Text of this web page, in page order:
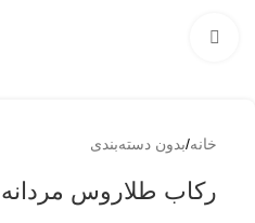
خانه/بدون دسته‌بندی
رکاب طلاروس مردانه